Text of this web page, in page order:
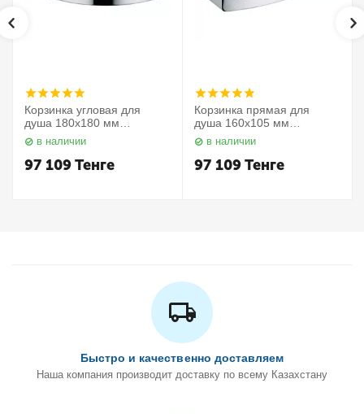
Корзинка угловая для
душа 180х180 мм
Elegance 11657010000
Keuco
в наличии
97 109Тенге
Корзинка прямая для
душа 160х105 мм
Elegance 11658010000
Keuco
в наличии
97 109Тенге
Быстро и качественно доставляем
Наша компания производит доставку по всему Казахстану